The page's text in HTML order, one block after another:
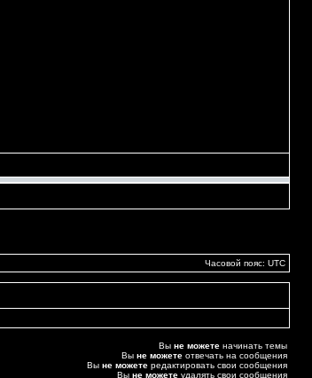
Часовой пояс: UTC
Вы не можете начинать темы
Вы не можете отвечать на сообщения
Вы не можете редактировать свои сообщения
Вы не можете удалять свои сообщения